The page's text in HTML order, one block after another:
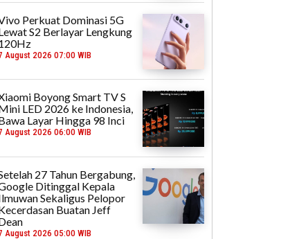
Perkuat Dominasi 5G
S2 Berlayar Lengkung
August 2026 07:00 WIB
Boyong Smart TV S
LED 2026 ke Indonesia,
Layar Hingga 98 Inci
August 2026 06:00 WIB
27 Tahun Bergabung,
Ditinggal Kepala
Sekaligus Pelopor
Buatan Jeff
August 2026 05:00 WIB